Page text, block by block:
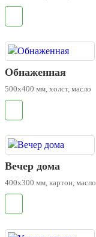
Обнаженная
500х400 мм, холст, масло
Вечер дома
400х300 мм, картон, масло